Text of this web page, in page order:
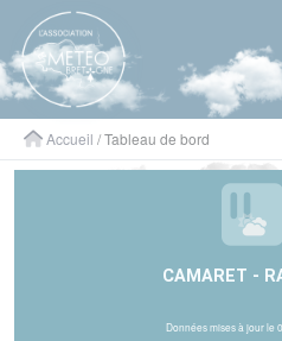
Accueil / Tableau de bord
CAMARET -
Données mises à jour le
Panneau de gestion des cookies